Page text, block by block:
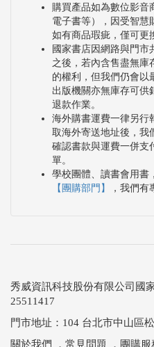
購買產品如為數位影音
電子書等），因受智慧
如有商品瑕疵，僅可更
國家書店因網路與門市
之後，若內含售盡無庫
的權利，但我們仍會以
出版機關亦無庫存可供
退款作業。
海外購書運費一律另行
取海外寄送地址後，我
確認書款與運費一併支
單。
學校團體、讀書會用書
【團購部門】
，我們有
秀威資訊科技股份有限公司國
25511417
門市地址：104 台北市中山區
關於我們
． 常見問題 ． 團購服